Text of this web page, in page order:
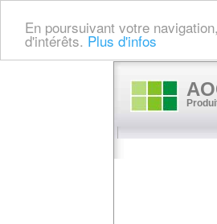
En poursuivant votre
d'intérêts. Plus d'infos